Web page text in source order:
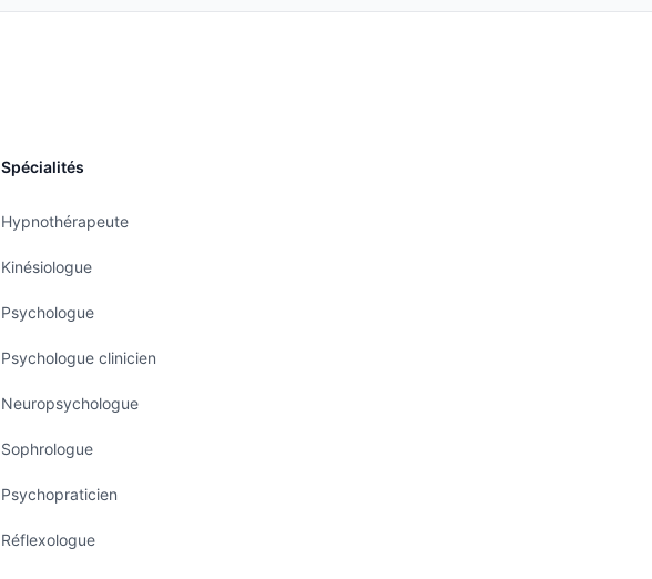
Spécialités
Hypnothérapeute
Kinésiologue
Psychologue
Psychologue clinicien
Neuropsychologue
Sophrologue
Psychopraticien
Réflexologue